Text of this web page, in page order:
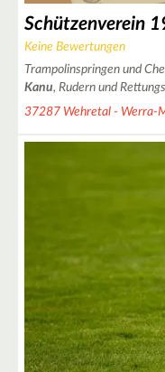
Schützenverein
Keine Bewertungen
Trampolinspringen und
Kanu, Rudern und
37287 Wehretal - Werra-
3